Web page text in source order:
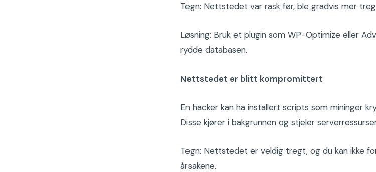
Tegn: Nettstedet var rask før, ble gradvis mer
Løsning: Bruk et plugin som WP-Optimize eller
rydde databasen.
Nettstedet er blitt kompromittert
En hacker kan ha installert scripts som mining­er
Disse kjører i bakgrunnen og stjeler
Tegn: Nettstedet er veldig tregt, og du kan ikke
årsakene.